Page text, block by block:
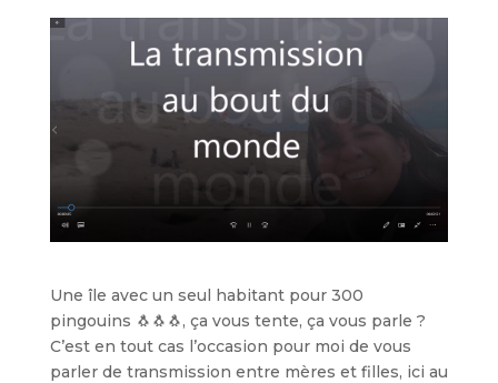
Une île avec un seul habitant pour 300
pingouins 🐧🐧🐧, ça vous tente, ça vous parle ?
C’est en tout cas l’occasion pour moi de vous
parler de transmission entre mères et filles, ici au